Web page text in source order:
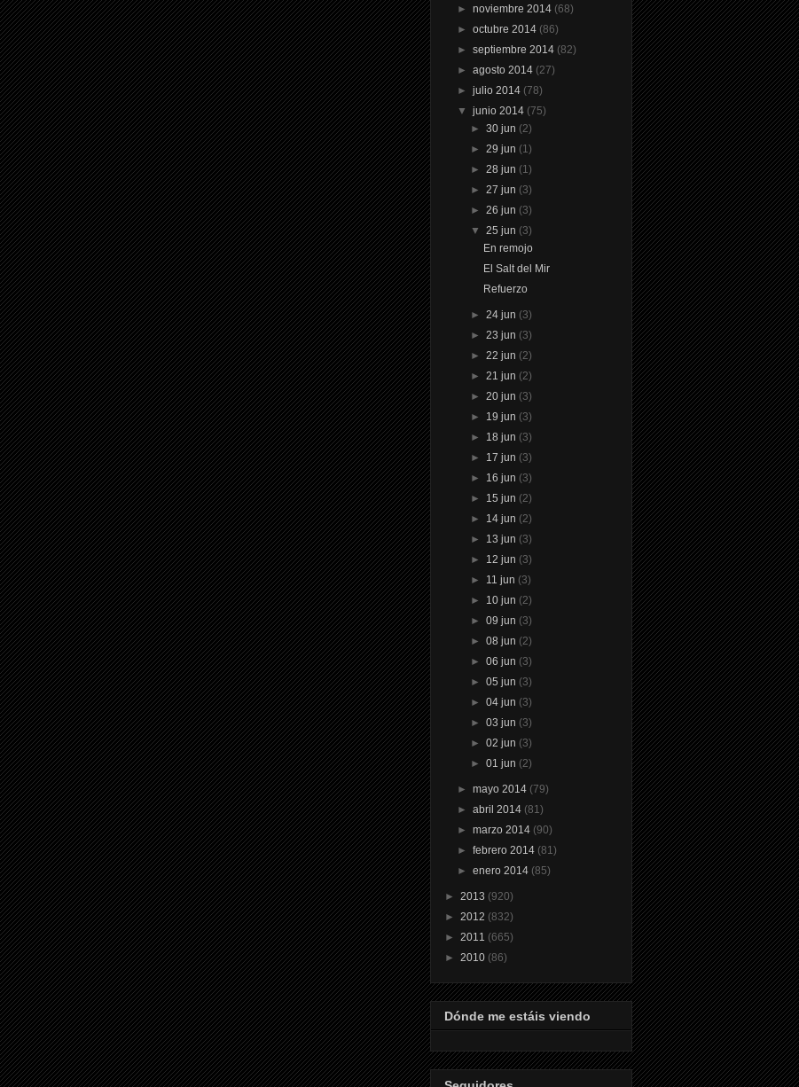
►noviembre 2014 (68)
►octubre 2014 (86)
►septiembre 2014 (82)
►agosto 2014 (27)
►julio 2014 (78)
▼junio 2014 (75)
► 30 jun (2)
► 29 jun (1)
► 28 jun (1)
► 27 jun (3)
► 26 jun (3)
▼ 25 jun (3)
En remojo
El Salt del Mir
Refuerzo
► 24 jun (3)
► 23 jun (3)
► 22 jun (2)
► 21 jun (2)
► 20 jun (3)
► 19 jun (3)
► 18 jun (3)
► 17 jun (3)
► 16 jun (3)
► 15 jun (2)
► 14 jun (2)
► 13 jun (3)
► 12 jun (3)
► 11 jun (3)
► 10 jun (2)
► 09 jun (3)
► 08 jun (2)
► 06 jun (3)
► 05 jun (3)
► 04 jun (3)
► 03 jun (3)
► 02 jun (3)
► 01 jun (2)
►mayo 2014 (79)
►abril 2014 (81)
►marzo 2014 (90)
►febrero 2014 (81)
►enero 2014 (85)
► 2013 (920)
► 2012 (832)
► 2011 (665)
► 2010 (86)
Dónde me estáis viendo